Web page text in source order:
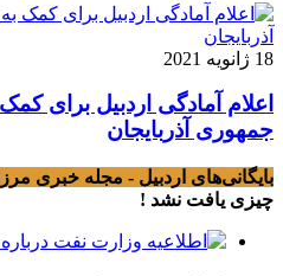
18 ژانویه 2021
اعلام آمادگی اردبیل برای
جمهوری آذربایجان
بایگانی‌های اردبیل - مجله خبری
چیزی یافت نشد !